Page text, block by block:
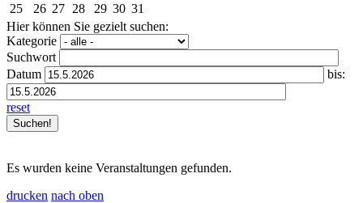
25
26 27 28 29 30 31
Hier können Sie gezielt suchen:
Kategorie
Suchwort
Datum
bis:
reset
Es wurden keine Veranstaltungen gefunden.
drucken nach oben